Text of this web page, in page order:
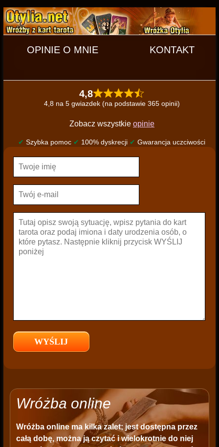
OPINIE O MNIE KONTAKT
4,8
4,8 na 5 gwiazdek (na podstawie 365 opinii)
Zobacz wszystkie opinie
✔ Szybka pomoc ✔ 100% dyskrecji ✔ Gwarancja uczciwości
Wróżba online
Wróżba onlinema kilka zalet; jest dostępna przez
całą dobę, można ją czytać i wielokrotnie do niej